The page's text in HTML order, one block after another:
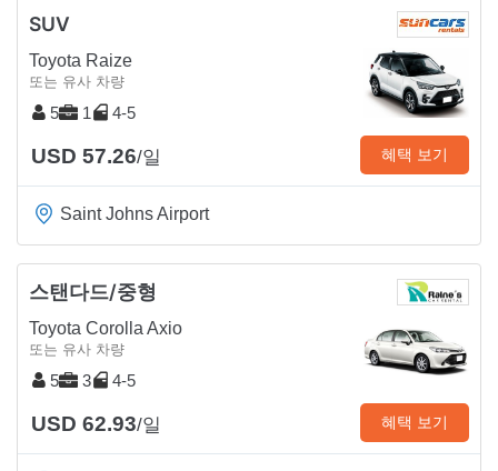
SUV
Toyota Raize
또는 유사 차량
5 1 4-5
USD 57.26/일 혜택 보기
Saint Johns Airport
스탠다드/중형
Toyota Corolla Axio
또는 유사 차량
5 3 4-5
USD 62.93/일 혜택 보기